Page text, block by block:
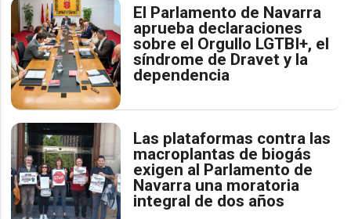
El Parlamento de Navarra
aprueba declaraciones
sobre el Orgullo LGTBI+, el
síndrome de Dravet y la
dependencia
Las plataformas contra las
macroplantas de biogás
exigen al Parlamento de
Navarra una moratoria
integral de dos años